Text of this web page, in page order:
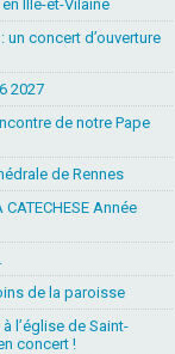
Ille-et-Vilaine
concert d’ouverture
2027
de notre Pape
de Rennes
CATECHESE Année
de la paroisse
l’église de Saint-
concert !